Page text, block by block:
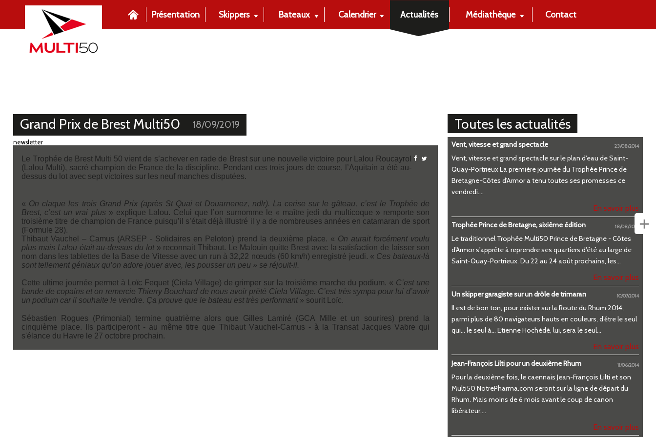
Présentation Skippers Bateaux Calendrier Actualités Médiathèque Contact
Grand Prix de Brest Multi50 18/09/2019
newsletter
Le Trophée de Brest Multi 50 vient de s’achever en rade de Brest sur une nouvelle victoire pour Lalou Roucayrol
(Lalou Multi), sacré champion de France de la discipline. Pendant ces trois jours de course, l’Aquitain a été au-
dessus du lot avec sept victoires sur les neuf manches disputées.
« On claque les trois Grand Prix (après St Quai et Douarnenez, ndlr). La cerise sur le gâteau, c’est le Trophée de
Brest, c’est un vrai plus » explique Lalou. Celui que l’on surnomme le « maître jedi du multicoque » remporte son
troisième titre de champion de France puisqu’il s’était déjà illustré il y a de nombreuses années en catamaran de sport
(Formule 28).
Thibaut Vauchel – Camus (ARSEP - Solidaires en Peloton) prend la deuxième place. « On aurait forcément voulu
plus mais Lalou était au-dessus du lot » reconnait Thibaut. Le Malouin quitte Brest avec la satisfaction de laisser son
nom dans les tablettes de la Base de Vitesse avec un run à 32,22 nœuds (60 km/h) enregistré jeudi. « Ces bateaux-là
sont tellement géniaux qu’on adore jouer avec, les pousser un peu » se réjouit-il.
Cette ultime journée permet à Loïc Fequet (Ciela Village) de grimper sur la troisième marche du podium. « C’est une
bande de copains et on remercie Thierry Bouchard de nous avoir prêté Ciela Village. C’est très sympa pour lui d’avoir
un podium car il souhaite le vendre. Ça prouve que le bateau est très performant» sourit Loïc.
Sébastien Rogues (Primonial) termine quatrième alors que Gilles Lamiré (GCA Mille et un sourires) prend la
cinquième place. Ils participeront - au même titre que Thibaut Vauchel-Camus - à la Transat Jacques Vabre qui
s'élance du Havre le 27 octobre prochain.
Toutes les actualités
Vent, vitesse et grand spectacle 23/08/2014
Vent, vitesse et grand spectacle sur le plan d'eau de Saint-
Quay-Portrieux La première journée du Trophée Prince de
Bretagne-Côtes d'Armor a tenu toutes ses promesses ce
vendredi....
En savoir plus
Trophée Prince de Bretagne, sixième édition 18/08/2014
Le traditionnel Trophée Multi50 Prince de Bretagne - Côtes
d'Armor s'apprête à reprendre ses quartiers d'été au large de
Saint-Quay-Portrieux. Du 22 au 24 août prochains, les...
En savoir plus
Un skipper garagiste sur un drôle de trimaran 10/07/2014
Il est de bon ton, pour exister sur la Route du Rhum 2014,
parmi plus de 80 navigateurs hauts en couleurs, d’être le seul
qui… le seul à… Etienne Hochédé, lui, sera le seul...
En savoir plus
Jean-François Lilti pour un deuxième Rhum 11/06/2014
Pour la deuxième fois, le caennais Jean-François Lilti et son
Multi50 NotrePharma.com seront sur la ligne de départ du
Rhum. Mais moins de 6 mois avant le coup de canon
libérateur,...
En savoir plus
+